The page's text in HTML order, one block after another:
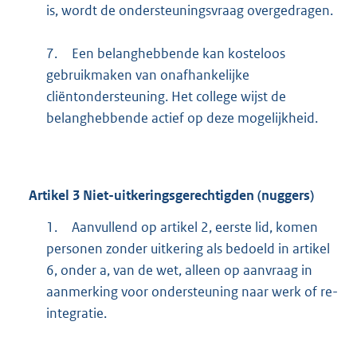
is, wordt de ondersteuningsvraag overgedragen.
7.
Een belanghebbende kan kosteloos
gebruikmaken van onafhankelijke
cliëntondersteuning. Het college wijst de
belanghebbende actief op deze mogelijkheid.
Artikel 3 Niet-uitkeringsgerechtigden (nuggers)
1.
Aanvullend op artikel 2, eerste lid, komen
personen zonder uitkering als bedoeld in artikel
6, onder a, van de wet, alleen op aanvraag in
aanmerking voor ondersteuning naar werk of re-
integratie.